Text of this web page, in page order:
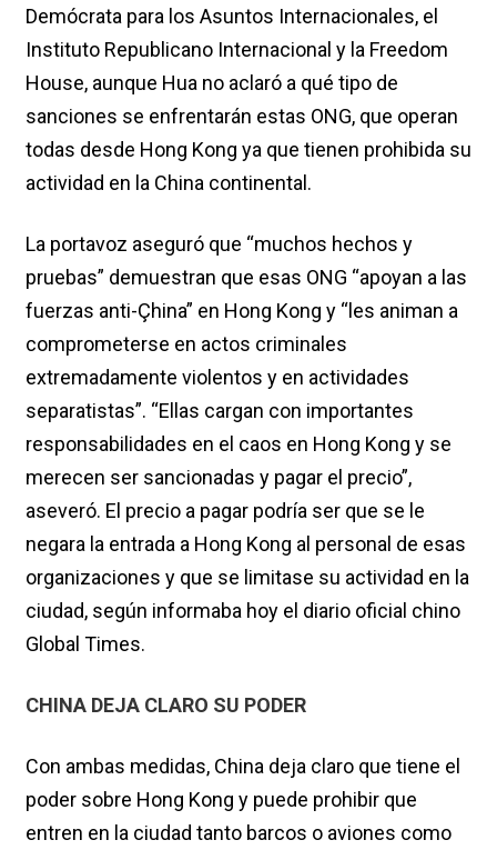
Demócrata para los Asuntos Internacionales, el
Instituto Republicano Internacional y la Freedom
House, aunque Hua no aclaró a qué tipo de
sanciones se enfrentarán estas ONG, que operan
todas desde Hong Kong ya que tienen prohibida su
actividad en la China continental.
La portavoz aseguró que “muchos hechos y
pruebas” demuestran que esas ONG “apoyan a las
fuerzas anti-Çhina” en Hong Kong y “les animan a
comprometerse en actos criminales
extremadamente violentos y en actividades
separatistas”. “Ellas cargan con importantes
responsabilidades en el caos en Hong Kong y se
merecen ser sancionadas y pagar el precio”,
aseveró. El precio a pagar podría ser que se le
negara la entrada a Hong Kong al personal de esas
organizaciones y que se limitase su actividad en la
ciudad, según informaba hoy el diario oficial chino
Global Times.
CHINA DEJA CLARO SU PODER
Con ambas medidas, China deja claro que tiene el
poder sobre Hong Kong y puede prohibir que
entren en la ciudad tanto barcos o aviones como